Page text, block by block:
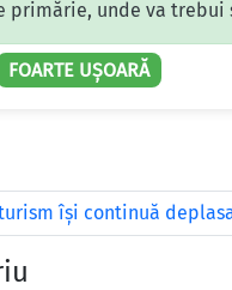
primărie, unde va trebui
FOARTE UȘOARĂ
îşi continuă